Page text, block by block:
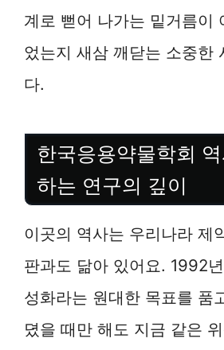
계로 뻗어 나가는 밑거름이
었는지 새삼 깨닫는 소중한
다.
한국응용약물학회
하는 연구의 깊이
이곳의 역사는 우리나라 제
판과도 닮아 있어요. 1992
성화라는 원대한 목표를 품
뎠을 때만 해도 지금 같은